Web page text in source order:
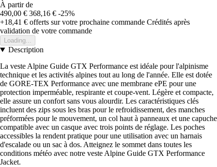
À partir de
490,00 € 368,16 € -25%
+18,41 € offerts sur votre prochaine commande Crédités après
validation de votre commande
Loading...
Description
La veste Alpine Guide GTX Performance est idéale pour l'alpinisme
technique et les activités alpines tout au long de l'année. Elle est dotée
de GORE-TEX Performance avec une membrane ePE pour une
protection imperméable, respirante et coupe-vent. Légère et compacte,
elle assure un confort sans vous alourdir. Les caractéristiques clés
incluent des zips sous les bras pour le refroidissement, des manches
préformées pour le mouvement, un col haut à panneaux et une capuche
compatible avec un casque avec trois points de réglage. Les poches
accessibles la rendent pratique pour une utilisation avec un harnais
d'escalade ou un sac à dos. Atteignez le sommet dans toutes les
conditions météo avec notre veste Alpine Guide GTX Performance
Jacket.